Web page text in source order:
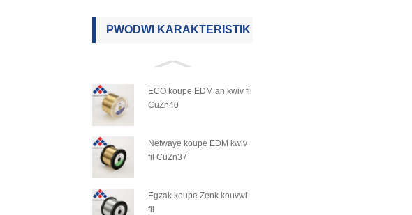
PWODWI KARAKTERISTIK
ECO koupe EDM an kwiv fil
CuZn40
Netwaye koupe EDM kwiv
fil CuZn37
Egzak koupe Zenk kouvwi
fil